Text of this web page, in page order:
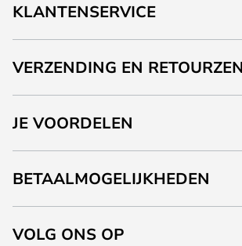
KLANTENSERVICE
VERZENDING EN
JE VOORDELEN
BETAALMOGELIJKHEDEN
VOLG ONS OP